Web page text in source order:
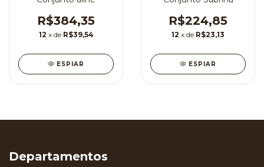
R$384,35
12 x de R$39,54
ESPIAR
R$224,85
12 x de R$23,13
ESPIAR
Departamentos